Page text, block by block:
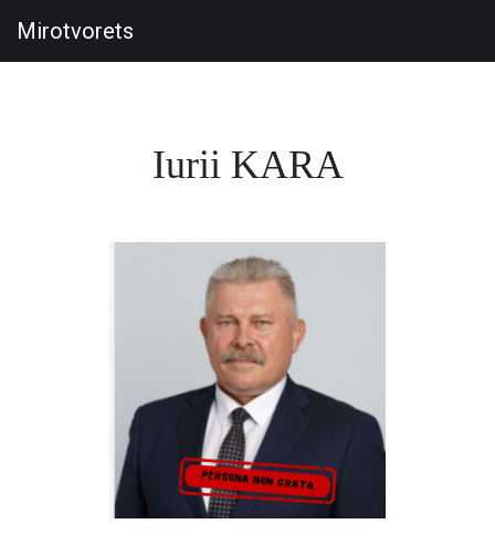
Mirotvorets
Iurii KARA